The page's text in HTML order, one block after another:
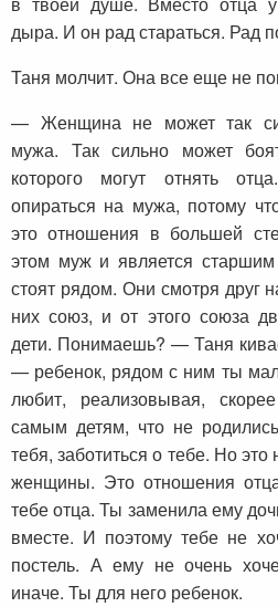
дыра. И он рад стараться. Рад
Таня молчит. Она все еще не
— Женщина не может так
мужа. Так сильно может
которого могут отнять
опираться на мужа, потому
это отношения в большей
этом муж и является
стоят рядом. Они смотря друг
них союз, и от этого союза
дети. Понимаешь? — Таня
— ребенок, рядом с ним ты
любит, реализовывая,
самым детям, что не
тебя, заботиться о тебе. Но
женщины. Это отношения
тебе отца. Ты заменила ему
вместе. И поэтому тебе не
постель. А ему не очень
иначе. Ты для него ребенок.